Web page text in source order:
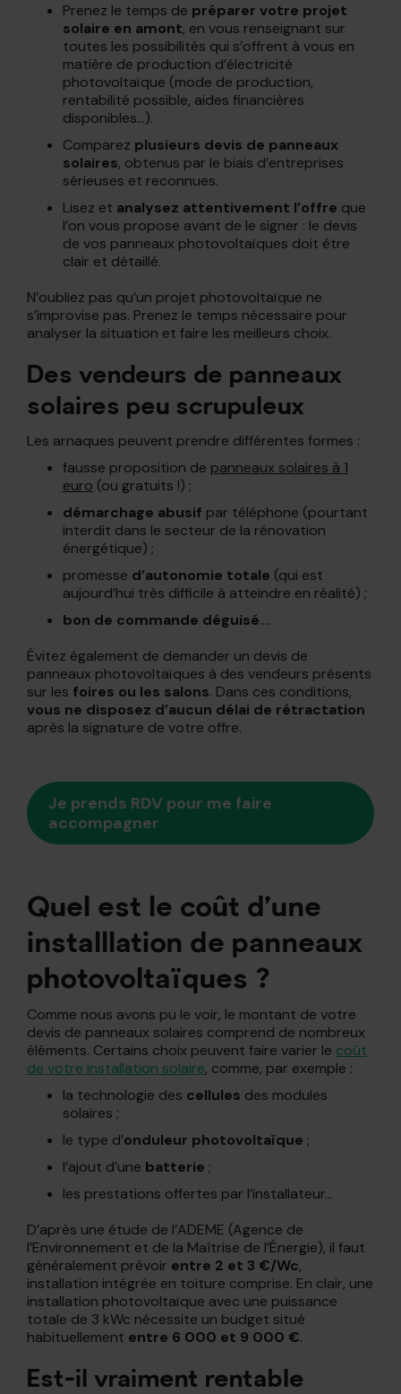
Prenez le temps de préparer votre projet
solaire en amont, en vous renseignant sur
toutes les possibilités qui s’offrent à vous en
matière de production d’électricité
photovoltaïque (mode de production,
rentabilité possible, aides financières
disponibles…).
Comparez plusieurs devis de panneaux
solaires, obtenus par le biais d’entreprises
sérieuses et reconnues.
Lisez et analysez attentivement l’offre que
l’on vous propose avant de le signer : le devis
de vos panneaux photovoltaïques doit être
clair et détaillé.
N’oubliez pas qu’un projet photovoltaïque ne
s’improvise pas. Prenez le temps nécessaire pour
analyser la situation et faire les meilleurs choix.
Des vendeurs de panneaux
solaires peu scrupuleux
Les arnaques peuvent prendre différentes formes :
fausse proposition de panneaux solaires à 1
euro (ou gratuits !) ;
démarchage abusif par téléphone (pourtant
interdit dans le secteur de la rénovation
énergétique) ;
promesse d’autonomie totale (qui est
aujourd’hui très difficile à atteindre en réalité) ;
bon de commande déguisé….
Évitez également de demander un devis de
panneaux photovoltaïques à des vendeurs présents
sur les foires ou les salons. Dans ces conditions,
vous ne disposez d’aucun délai de rétractation
après la signature de votre offre.
Je prends RDV pour me faire
accompagner
Quel est le coût d’une
installlation de panneaux
photovoltaïques ?
Comme nous avons pu le voir, le montant de votre
devis de panneaux solaires comprend de nombreux
éléments. Certains choix peuvent faire varier le coût
de votre installation solaire, comme, par exemple :
la technologie des cellules des modules
solaires ;
le type d’onduleur photovoltaïque ;
l’ajout d’une batterie ;
les prestations offertes par l’installateur…
D’après une étude de l’ADEME (Agence de
l’Environnement et de la Maîtrise de l’Énergie), il faut
généralement prévoir entre 2 et 3 €/Wc,
installation intégrée en toiture comprise. En clair, une
installation photovoltaïque avec une puissance
totale de 3 kWc nécessite un budget situé
habituellement entre 6 000 et 9 000 €.
Est-il vraiment rentable